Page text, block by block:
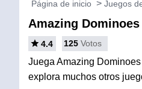
Página de inicio Juegos
Amazing Dominoes
4.4 125 Votos
Juega Amazing
explora muchos otros